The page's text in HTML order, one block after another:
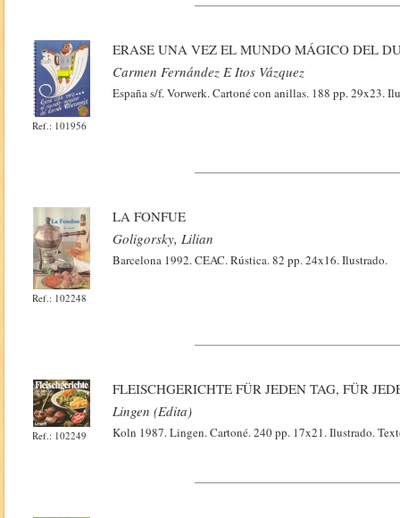
Ref.: 101956
ERASE UNA VEZ EL MUNDO MÁGICO DEL
Carmen Fernández E Itos Vázquez
España s/f. Vorwerk. Cartoné con anillas. 188 pp. 29x23.
Ref.: 102248
LA FONFUE
Goligorsky, Lilian
Barcelona 1992. CEAC. Rústica. 82 pp. 24x16. Ilustrado.
Ref.: 102249
FLEISCHGERICHTE FÜR JEDEN TAG, FÜR
Lingen (Edita)
Koln 1987. Lingen. Cartoné. 240 pp. 17x21. Ilustrado.